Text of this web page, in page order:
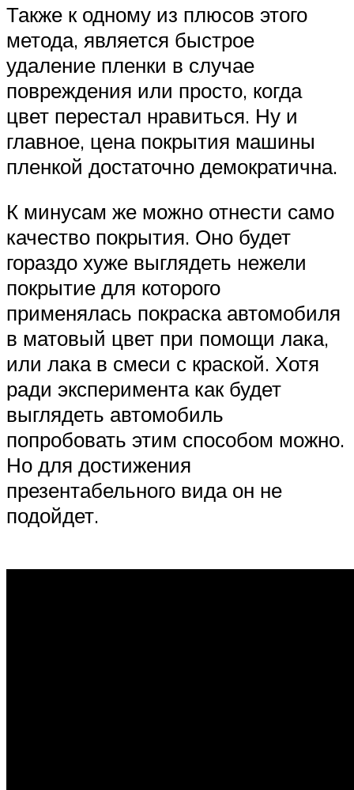
Также к одному из плюсов этого
метода, является быстрое
удаление пленки в случае
повреждения или просто, когда
цвет перестал нравиться. Ну и
главное, цена покрытия машины
пленкой достаточно демократична.
К минусам же можно отнести само
качество покрытия. Оно будет
гораздо хуже выглядеть нежели
покрытие для которого
применялась покраска автомобиля
в матовый цвет при помощи лака,
или лака в смеси с краской. Хотя
ради эксперимента как будет
выглядеть автомобиль
попробовать этим способом можно.
Но для достижения
презентабельного вида он не
подойдет.